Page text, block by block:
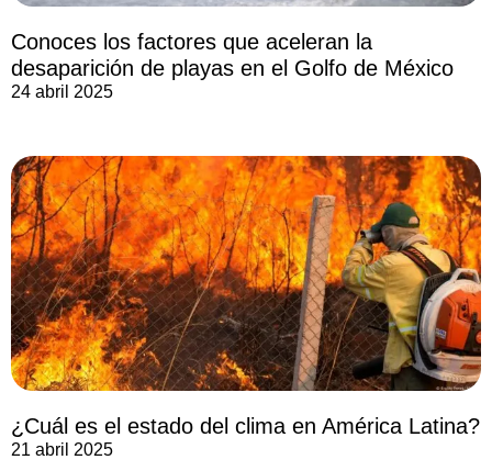
Conoces los factores que aceleran la
desaparición de playas en el Golfo de México
24 abril 2025
¿Cuál es el estado del clima en América Latina?
21 abril 2025